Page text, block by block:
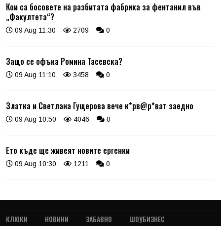
Кои са босовете на разбитата фабрика за фентанил във
„Факултета“?
09 Aug 11:30 2709 0
Защо се офъка Ромина Тасевска?
09 Aug 11:10 3458 0
Златка и Светлана Гущерова вече к*рв@р*ват заедно
09 Aug 10:50 4046 0
Ето къде ще живеят новите ергенки
09 Aug 10:30 1211 0
КЛЮКИ НОВИНИ ЗАБАВНО ШОУБИЗНЕС